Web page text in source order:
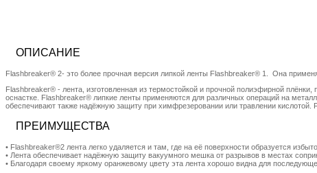
ОПИСАНИЕ
Flashbreaker® 2- это более прочная версия липкой ленты Flashbreaker® 1. Она
Flashbreaker® - лента, изготовленная из термостойкой и прочной полиэфирной
оснастке. Flashbreaker® липкие ленты применяются для различных операций на
обеспечивают также надёжную защиту при химфрезеровании или травлении кислотой.
ПРЕИМУЩЕСТВА
• Flashbreaker®2 лента легко удаляется и там, где на её поверхности образуется
• Лента обеспечивает надёжную защиту вакуумного мешка от разрывов в местах
• Благодаря своему яркому оранжевому цвету эта лента хорошо видна для